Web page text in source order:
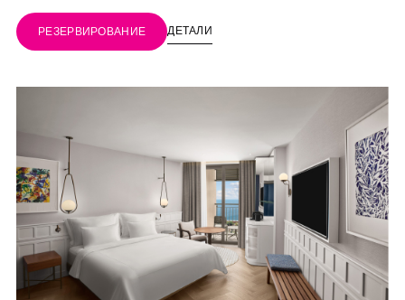
РЕЗЕРВИРОВАНИЕ ДЕТАЛИ